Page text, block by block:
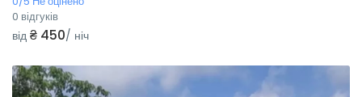
0 відгуків
від ₴ 450/ ніч